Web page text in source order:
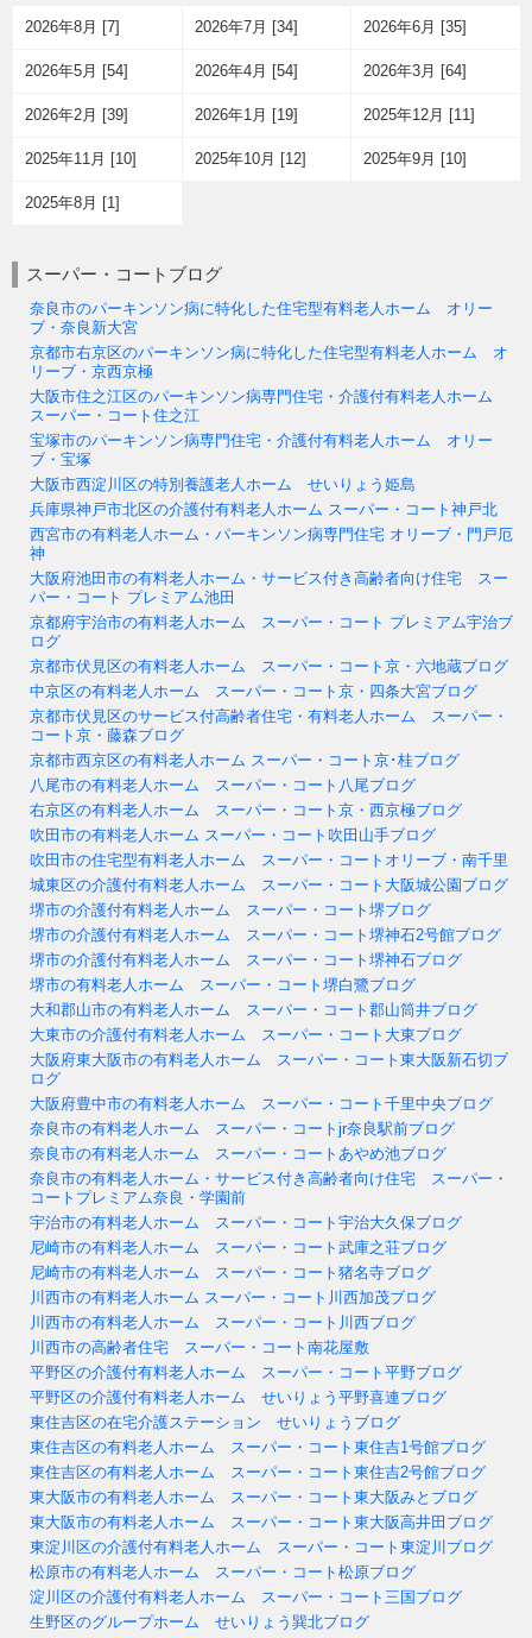
2026年8月 [7] 2026年7月 [34] 2026年6月 [35]
2026年5月 [54] 2026年4月 [54] 2026年3月 [64]
2026年2月 [39] 2026年1月 [19] 2025年12月 [11]
2025年11月 [10] 2025年10月 [12] 2025年9月 [10]
2025年8月 [1]
スーパー・コートブログ
奈良市のパーキンソン病に特化した住宅型有料老人ホーム オリー
ブ・奈良新大宮
京都市右京区のパーキンソン病に特化した住宅型有料老人ホーム オ
リーブ・京西京極
大阪市住之江区のパーキンソン病専門住宅・介護付有料老人ホーム
スーパー・コート住之江
宝塚市のパーキンソン病専門住宅・介護付有料老人ホーム オリー
ブ・宝塚
大阪市西淀川区の特別養護老人ホーム せいりょう姫島
兵庫県神戸市北区の介護付有料老人ホーム スーパー・コート神戸北
西宮市の有料老人ホーム・パーキンソン病専門住宅 オリーブ・門戸厄
神
大阪府池田市の有料老人ホーム・サービス付き高齢者向け住宅 スー
パー・コート プレミアム池田
京都府宇治市の有料老人ホーム スーパー・コート プレミアム宇治ブ
ログ
京都市伏見区の有料老人ホーム スーパー・コート京・六地蔵ブログ
中京区の有料老人ホーム スーパー・コート京・四条大宮ブログ
京都市伏見区のサービス付高齢者住宅・有料老人ホーム スーパー・
コート京・藤森ブログ
京都市西京区の有料老人ホーム スーパー・コート京･桂ブログ
八尾市の有料老人ホーム スーパー・コート八尾ブログ
右京区の有料老人ホーム スーパー・コート京・西京極ブログ
吹田市の有料老人ホーム スーパー・コート吹田山手ブログ
吹田市の住宅型有料老人ホーム スーパー・コートオリーブ・南千里
城東区の介護付有料老人ホーム スーパー・コート大阪城公園ブログ
堺市の介護付有料老人ホーム スーパー・コート堺ブログ
堺市の介護付有料老人ホーム スーパー・コート堺神石2号館ブログ
堺市の介護付有料老人ホーム スーパー・コート堺神石ブログ
堺市の有料老人ホーム スーパー・コート堺白鷺ブログ
大和郡山市の有料老人ホーム スーパー・コート郡山筒井ブログ
大東市の介護付有料老人ホーム スーパー・コート大東ブログ
大阪府東大阪市の有料老人ホーム スーパー・コート東大阪新石切ブ
ログ
大阪府豊中市の有料老人ホーム スーパー・コート千里中央ブログ
奈良市の有料老人ホーム スーパー・コートjr奈良駅前ブログ
奈良市の有料老人ホーム スーパー・コートあやめ池ブログ
奈良市の有料老人ホーム・サービス付き高齢者向け住宅 スーパー・
コートプレミアム奈良・学園前
宇治市の有料老人ホーム スーパー・コート宇治大久保ブログ
尼崎市の有料老人ホーム スーパー・コート武庫之荘ブログ
尼崎市の有料老人ホーム スーパー・コート猪名寺ブログ
川西市の有料老人ホーム スーパー・コート川西加茂ブログ
川西市の有料老人ホーム スーパー・コート川西ブログ
川西市の高齢者住宅 スーパー・コート南花屋敷
平野区の介護付有料老人ホーム スーパー・コート平野ブログ
平野区の介護付有料老人ホーム せいりょう平野喜連ブログ
東住吉区の在宅介護ステーション せいりょうブログ
東住吉区の有料老人ホーム スーパー・コート東住吉1号館ブログ
東住吉区の有料老人ホーム スーパー・コート東住吉2号館ブログ
東大阪市の有料老人ホーム スーパー・コート東大阪みとブログ
東大阪市の有料老人ホーム スーパー・コート東大阪高井田ブログ
東淀川区の介護付有料老人ホーム スーパー・コート東淀川ブログ
松原市の有料老人ホーム スーパー・コート松原ブログ
淀川区の介護付有料老人ホーム スーパー・コート三国ブログ
生野区のグループホーム せいりょう巽北ブログ